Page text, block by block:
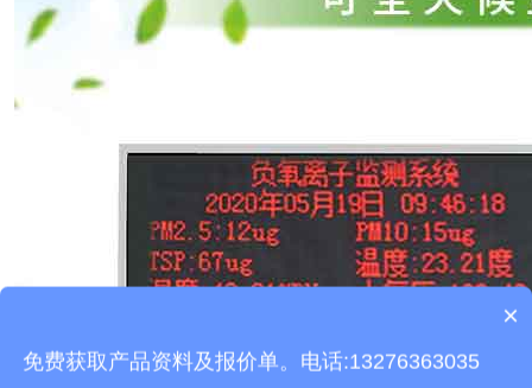
产品包含安装吗？
质保时间是多久？
×
免费获取产品资料及报价单。电话:13276363035